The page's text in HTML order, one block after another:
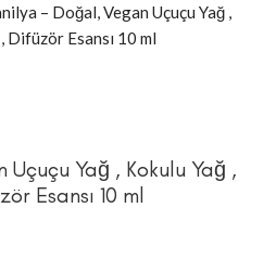
– Doğal, Vegan Uçuçu Yağ ,
Difüzör Esansı 10 ml
Yağ , Kokulu Yağ ,
Esansı 10 ml